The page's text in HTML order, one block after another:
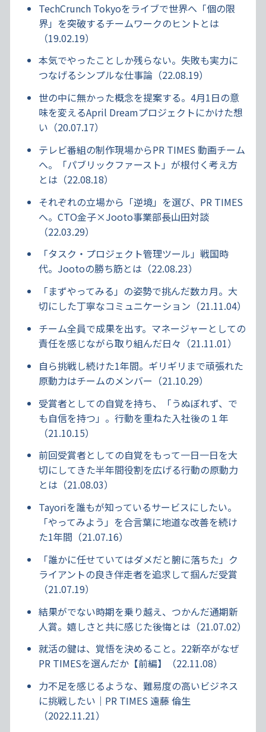
TechCrunch Tokyoをライブで世界へ「個の限
界」を突破するチームワークのヒントとは
（19.02.19）
本気でやったことしか残らない。失敗も実力に
つなげるシンプルな仕事論（22.08.19）
世の中に無かった概念を提案する。4月1日の意
味を変えるApril Dreamプロジェクトにかけた想
い（20.07.17）
テレビ番組の制作現場からPR TIMES 動画チーム
へ。「パブリックファースト」が根付く考え方
とは（22.08.18）
それぞれの立場から「逆境」を選び、PR TIMES
へ。CTO金子×Jooto事業部長山田対談
（22.03.29）
「タスク・プロジェクト管理ツール」戦国時
代。Jootoの勝ち筋とは（22.08.23）
「まずやってみる」の姿勢で挑んだ数カ月。大
切にした丁寧なコミュニケーション（21.11.04）
チーム全員で成果を出す。マネージャーとしての
責任を感じながら取り組んだ日々（21.11.01）
自ら挑戦し続けた1年間。ギリギリまで頑張れた
原動力はチームのメンバー（21.10.29）
受賞者としての自覚を持ち、「うぬぼれず、で
も自信を持つ」。行動を重ねた入社後の１年
（21.10.15）
前回受賞者としての自覚をもって一日一日を大
切にしてきた半年間役割を広げる行動の原動力
とは（21.08.03）
Tayoriを誰もが知っているサービスにしたい。
「やってみよう」を合言葉に地道な改善を続け
た1年間（21.07.16）
「誰かに任せていてはダメだと腑に落ちた」ク
ライアントの良き伴走者を追求して掴んだ受賞
（21.07.19）
結果がでない時期を乗り越え、つかんだ通期新
人賞。嬉しさと共に感じた後悔とは（21.07.02）
就活の鍵は、覚悟を決めること。22新卒がなぜ
PR TIMESを選んだか【前編】（22.11.08）
力不足を感じるような、難易度の高いビジネス
に挑戦したい｜PR TIMES 遠藤 倫生
（2022.11.21）